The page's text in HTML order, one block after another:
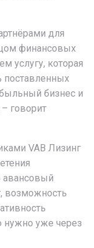
для
финансовых
услугу, которая
поставленных
бизнес и
говорит
VAB Лизинг
авансовый
возможность
нужно уже через